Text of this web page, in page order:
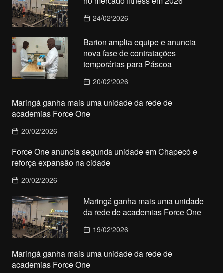
24/02/2026
Barion amplia equipe e anuncia
nova fase de contratações
temporárias para Páscoa
20/02/2026
Maringá ganha mais uma unidade da rede de
academias Force One
20/02/2026
Force One anuncia segunda unidade em Chapecó e
reforça expansão na cidade
20/02/2026
Maringá ganha mais uma unidade
da rede de academias Force One
19/02/2026
Maringá ganha mais uma unidade da rede de
academias Force One